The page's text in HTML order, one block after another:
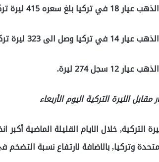
بلغ سعره 415 ليرة تركية.
وصل الى 323 ليرة تركية.
12 سجل 274 ليرة.
مقابل الليرة التركية اليوم الأربعاء
التركية, خلال الايام القليلة الماضية
وتركيا, بالاضافة لارتفاع نسبة التضخم